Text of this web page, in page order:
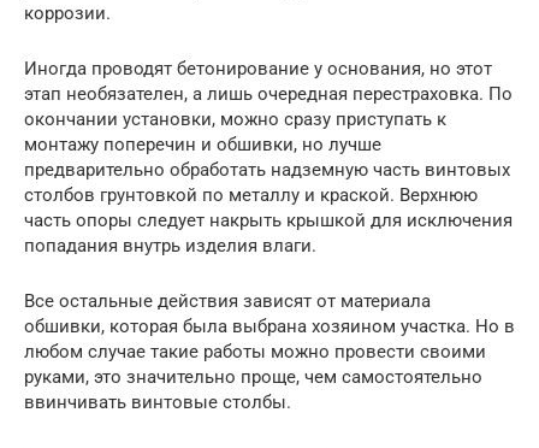
коррозии.
Иногда проводят бетонирование у основания, но этот
этап необязателен, а лишь очередная перестраховка. По
окончании установки, можно сразу приступать к
монтажу поперечин и обшивки, но лучше
предварительно обработать надземную часть винтовых
столбов грунтовкой по металлу и краской. Верхнюю
часть опоры следует накрыть крышкой для исключения
попадания внутрь изделия влаги.
Все остальные действия зависят от материала
обшивки, которая была выбрана хозяином участка. Но в
любом случае такие работы можно провести своими
руками, это значительно проще, чем самостоятельно
ввинчивать винтовые столбы.